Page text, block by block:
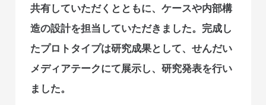
共有していただくとともに、ケースや内部構
造の設計を担当していただきました。完成し
たプロトタイプは研究成果として、せんだい
メディアテークにて展示し、研究発表を行い
ました。